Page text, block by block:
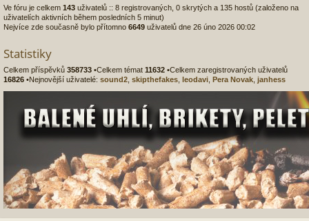
Ve fóru je celkem 143 uživatelů :: 8 registrovaných, 0 skrytých a 135 hostů (založeno na
uživatelích aktivních během posledních 5 minut)
Nejvíce zde současně bylo přítomno 6649 uživatelů dne 26 úno 2026 00:02
Statistiky
Celkem příspěvků 358733 •Celkem témat 11632 •Celkem zaregistrovaných uživatelů
16826 •Nejnovější uživatelé: sound2 skipthefakes leodavi Pera Novak janhess